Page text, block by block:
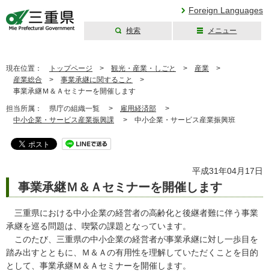
Foreign Languages
検索 メニュー
現在位置： トップページ > 観光・産業・しごと > 産業 >
産業総合 > 事業承継に関すること
>
事業承継Ｍ＆Ａセミナーを開催します
担当所属： 県庁の組織一覧 > 雇用経済部 >
中小企業・サービス産業振興課 > 中小企業・サービス産業振興班
平成31年04月17日
事業承継Ｍ＆Ａセミナーを開催します
三重県における中小企業の経営者の高齢化と後継者難に伴う事業
承継を巡る問題は、喫緊の課題となっています。
このたび、三重県の中小企業の経営者が事業承継に対し一歩目を
踏み出すとともに、Ｍ＆Ａの有用性を理解していただくことを目的
として、事業承継Ｍ＆Ａセミナーを開催します。